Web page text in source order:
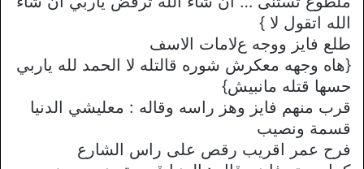
الله اتقول ﻻ }
طلع فايز ووجه عﻻمات اﻻسف
{هاه وجهه معكرش شوره قالتله ﻻ الحمد لله ياربي
حسها قتله مانبيش}
قرب منهم فايز وهز راسه وقاله : معليشي الدنيا
قسمة ونصيب
فرح عمر اقريب رقص على راس الشارع